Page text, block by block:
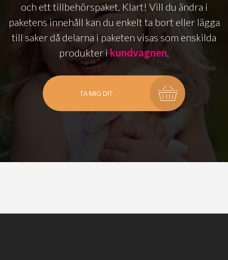
och ett tillbehörspaket. Klart! Vill du ändra i
paketens innehåll kan du enkelt ta bort eller lägga
till saker då delarna i paketen visas som enskilda
produkter ikundvagnen.
TA MIG DIT